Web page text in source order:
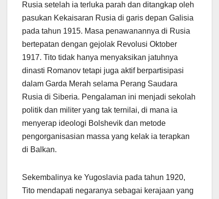
Rusia setelah ia terluka parah dan ditangkap oleh
pasukan Kekaisaran Rusia di garis depan Galisia
pada tahun 1915. Masa penawanannya di Rusia
bertepatan dengan gejolak Revolusi Oktober
1917. Tito tidak hanya menyaksikan jatuhnya
dinasti Romanov tetapi juga aktif berpartisipasi
dalam Garda Merah selama Perang Saudara
Rusia di Siberia. Pengalaman ini menjadi sekolah
politik dan militer yang tak ternilai, di mana ia
menyerap ideologi Bolshevik dan metode
pengorganisasian massa yang kelak ia terapkan
di Balkan.
Sekembalinya ke Yugoslavia pada tahun 1920,
Tito mendapati negaranya sebagai kerajaan yang